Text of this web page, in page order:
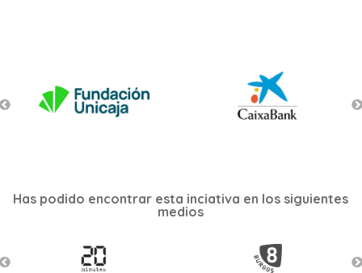
Has podido encontrar esta inciativa en los siguientes
medios